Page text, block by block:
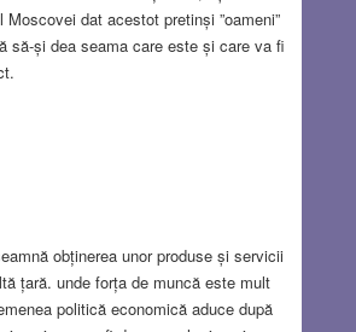
dat acestot pretinși ”oameni”
să-și dea seama care este și care va fi
obținerea unor produse și servicii
țară. unde forța de muncă este mult
politică economică aduce după